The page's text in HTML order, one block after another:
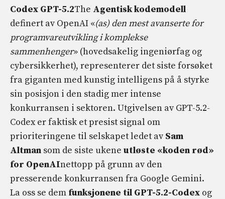
Codex GPT-5.2The Agentisk kodemodell
definert av OpenAI «(as) den mest avanserte for
programvareutvikling i komplekse
sammenhenger» (hovedsakelig ingeniørfag og
cybersikkerhet), representerer det siste forsøket
fra giganten med kunstig intelligens på å styrke
sin posisjon i den stadig mer intense
konkurransen i sektoren. Utgivelsen av GPT-5.2-
Codex er faktisk et presist signal om
prioriteringene til selskapet ledet av Sam
Altman som de siste ukene utløste «koden rød»
for OpenAInettopp på grunn av den
presserende konkurransen fra Google Gemini.
La oss se dem funksjonene til GPT-5.2-Codex og